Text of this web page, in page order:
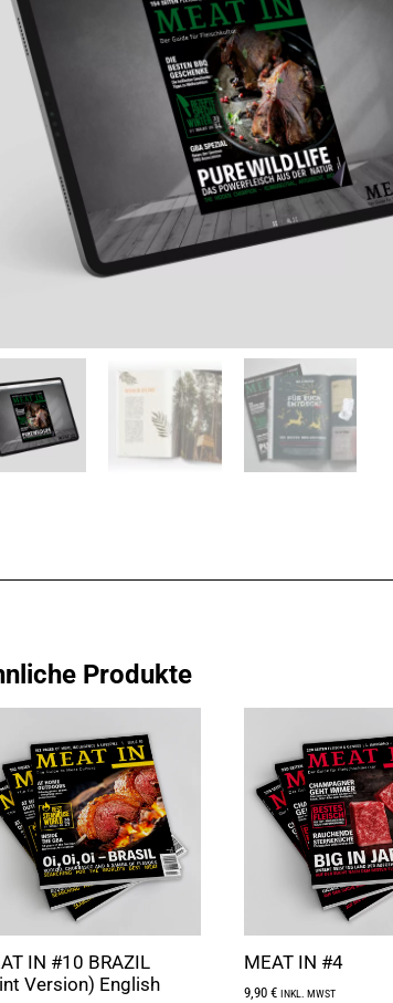
Produkte
IN #10 BRAZIL
Version) English
MEAT IN #4
9,90 € INKL. MWST